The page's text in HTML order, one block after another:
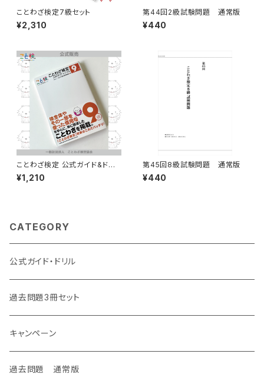
ことわざ検定7級セット
¥2,310
第44回2級試験問題 通常版
¥440
ことわざ検定 公式ガイド&ドリ
ル 9級
¥1,210
第45回8級試験問題 通常版
¥440
CATEGORY
公式ガイド・ドリル
過去問題3冊セット
キャンペーン
過去問題 通常版